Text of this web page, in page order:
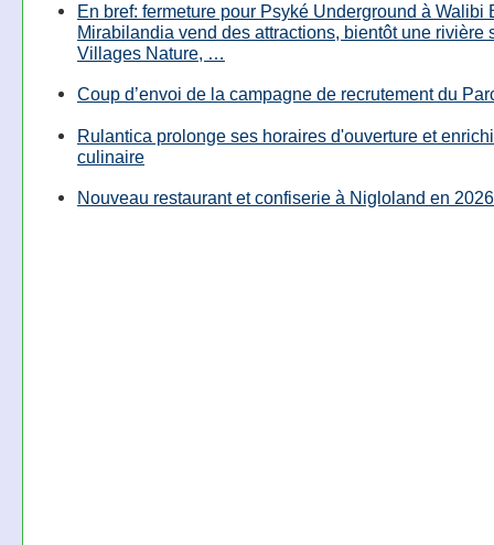
En bref: fermeture pour Psyké Underground à Walibi
Mirabilandia vend des attractions, bientôt une rivière
Villages Nature, …
Coup d’envoi de la campagne de recrutement du
Rulantica prolonge ses horaires d'ouverture et
culinaire
Nouveau restaurant et confiserie à Nigloland en 2026